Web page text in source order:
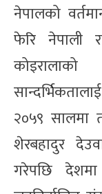
नेपालको
फेरि नेपाली
२०५९ सालमा
शेरबहादुर
गरेपछि